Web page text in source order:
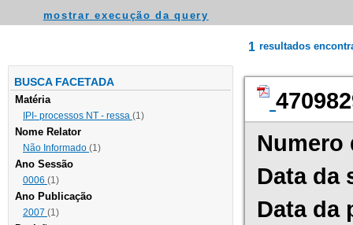
mostrar execução da query
BUSCA FACETADA
Matéria
IPI- processos NT - ressa (1)
Nome Relator
Não Informado (1)
Ano Sessão
0006 (1)
Ano Publicação
2007 (1)
1 resultados
Numero
Data da
Data da